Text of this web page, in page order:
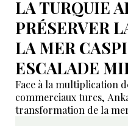
LA TURQUIE
PRÉSERVER
LA MER
ESCALADE
Face à la multiplication
commerciaux turcs,
transformation de la